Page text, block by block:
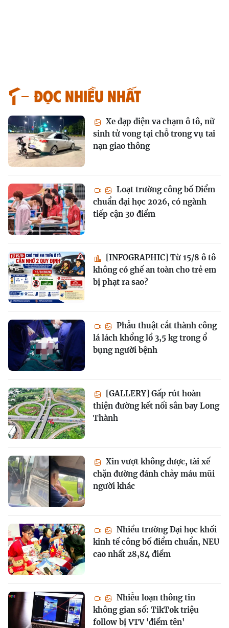
Đọc nhiều nhất
Xe đạp điện va chạm ô tô, nữ
sinh tử vong tại chỗ trong vụ tai
nạn giao thông
Loạt trường công bố Điểm
chuẩn đại học 2026, có ngành
tiếp cận 30 điểm
[INFOGRAPHIC] Từ 15/8 ô tô
không có ghế an toàn cho trẻ em
bị phạt ra sao?
Phẫu thuật cắt thành công
lá lách khổng lồ 3,5 kg trong ổ
bụng người bệnh
[GALLERY] Gấp rút hoàn
thiện đường kết nối sân bay Long
Thành
Xin vượt không được, tài xế
chặn đường đánh chảy máu mũi
người khác
Nhiều trường Đại học khối
kinh tế công bố điểm chuẩn, NEU
cao nhất 28,84 điểm
Nhiễu loạn thông tin
không gian số: TikTok triệu
follow bị VTV 'điểm tên'